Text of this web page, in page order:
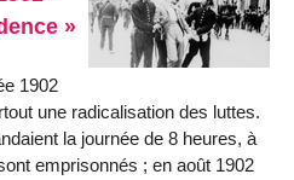
»
1902
une radicalisation des luttes.
la journée de 8 heures, à
emprisonnés ; en août 1902